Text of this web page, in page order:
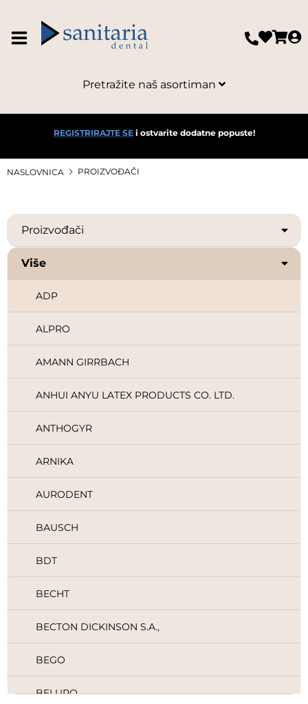
Pretražite naš asortiman
REGISTRIRAJTE SEi ostvarite dodatne popuste!
NASLOVNICA PROIZVOĐAČI
Proizvođači
Više
ADP
ALPRO
AMANN GIRRBACH
ANHUI ANYU LATEX PRODUCTS CO. LTD.
ANTHOGYR
ARNIKA
AURODENT
BAUSCH
BDT
BECHT
BECTON DICKINSON S.A.,
BEGO
BELUPO